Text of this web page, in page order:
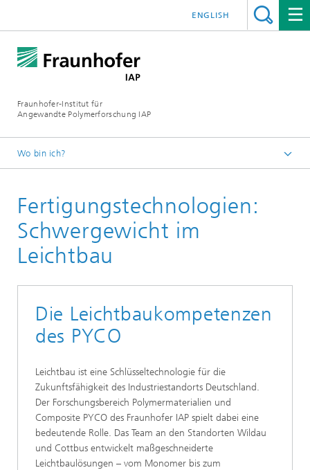
Fraunhofer-Institut für
Angewandte Polymerforschung IAP
ENGLISH
Wo bin ich?
Jahresbericht
2023 | Innovationen für eine nachhaltige Zukunft
Fertigungstechnologien:
Schwergewicht im
Leichtbau
Die Leichtbaukompetenzen
des PYCO
Leichtbau ist eine Schlüsseltechnologie für die
Zukunftsfähigkeit des Industriestandorts Deutschland.
Der Forschungsbereich Polymermaterialien und
Composite PYCO des Fraunhofer IAP spielt dabei eine
bedeutende Rolle. Das Team an den Standorten Wildau
und Cottbus entwickelt maßgeschneiderte
Leichtbaulösungen – vom Monomer bis zum